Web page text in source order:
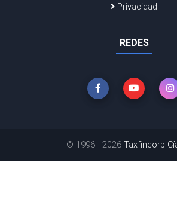
Privacidad
REDES
© 1996 - 2026 Taxfincorp